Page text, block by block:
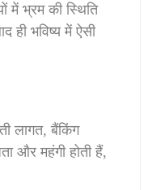
में भ्रम की स्थिति
ही भविष्य में ऐसी
लागत, बैंकिंग
और महंगी होती हैं,